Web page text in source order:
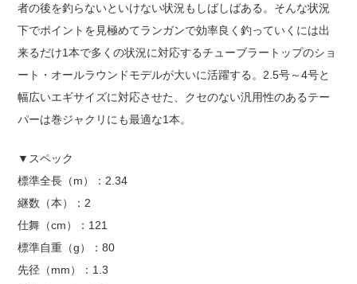
者の後を釣らないといけない状況もしばしばある。そんな状況
下でポイントを見極めてランガンで効率良く釣っていくには出
来るだけ1本で多くの状況に対応するチューブラートップのショ
ート・オールラウンドモデルが大いに活躍する。2.5号～4号と
幅広いエギサイズに対応させた、クセのない汎用性のあるテー
パーは巻ジャクリにも最適な1本。
▼スペック
標準全長（m）：2.34
継数（本）：2
仕舞（cm）：121
標準自重（g）：80
先径（mm）：1.3